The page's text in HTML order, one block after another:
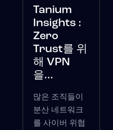
Tanium
Insights :
Zero
Trust를 위
해 VPN
을...
많은 조직들이
분산 네트워크
를 사이버 위협